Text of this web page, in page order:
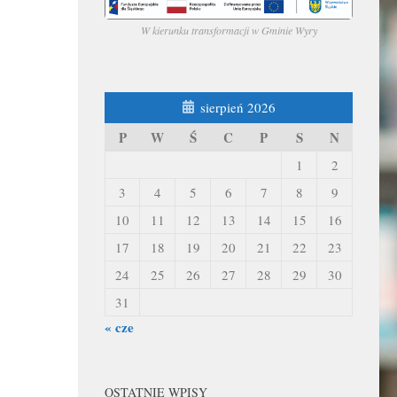
W kierunku transformacji w Gminie Wyry
sierpień 2026
P W Ś C P S N
1
2
3
4 5 6 7 8
9
10
11 12 13 14 15
16
17
18 19 20 21 22
23
24
25 26 27 28 29
30
31
« cze
OSTATNIE WPISY